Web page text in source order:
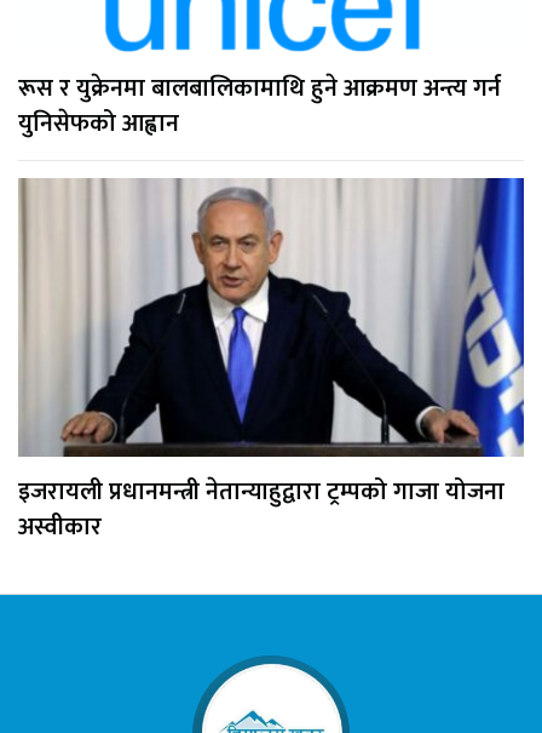
रूस र युक्रेनमा बालबालिकामाथि हुने आक्रमण अन्त्य गर्न
युनिसेफको आह्वान
इजरायली प्रधानमन्त्री नेतान्याहुद्वारा ट्रम्पको गाजा योजना
अस्वीकार